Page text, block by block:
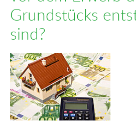
Grundstücks
sind?
Show larger version for: